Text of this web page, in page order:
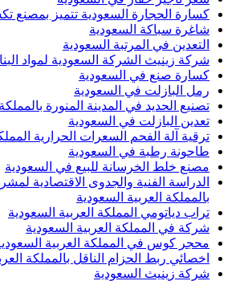
كسارة الحجارة السعودية تتميز بمصنع
شاغرة سباكة السعودية
التعدين في المرتبة السعودية
شركة زينيث الشركة السعودية لمواد
كسارة صنع في السعودية
رمل البازلت في السعودية
تصنيع الحديد في المدينة المنورة
تعدين البازلت في السعودية
ترقية آلة الفحم السعرات الحرارية
طاحونة رطبة في السعودية
مصنع خلط الخرسانة للبيع في السعودية
الدراسة الفنية والجدوى الاقتصادية
بالمملكة العربية السعودية
تراب دياتومي المملكة العربية السعودية
شركة في المملكة العربية السعودية
محجر كوس في المملكة العربية
اخصائي ربط الحزام الناقل بالمملكة
شركة زينيث السعودية